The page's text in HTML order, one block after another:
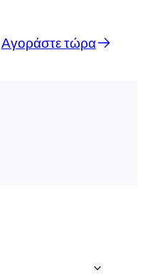
Αγοράστε τώρα